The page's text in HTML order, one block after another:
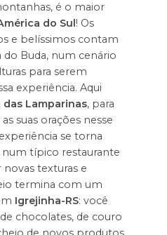
é o maior
do Sul ! Os
e belíssimos contam
Buda, num cenário
para serem
experiência. Aqui
das Lamparinas, para
suas orações nesse
se torna
típico restaurante
texturas e
termina com um
Igrejinha-RS: você
chocolates, de couro